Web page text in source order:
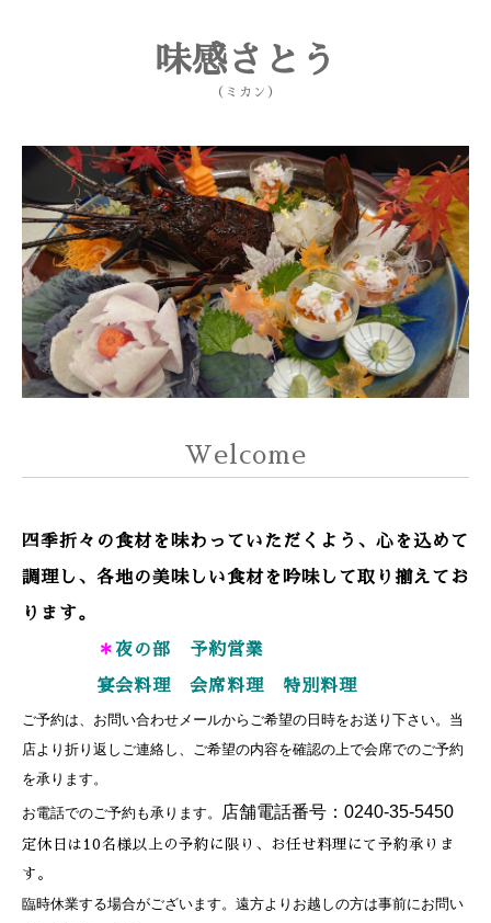
味感さとう
（ミカン）
Welcome
四季折々の食材を味わっていただくよう、心を込めて
調理し、各地の美味しい食材を吟味して取り揃えてお
ります。
＊ 夜の部 予約営業
宴会料理 会席料理 特別料理
ご予約は、お問い合わせメールからご希望の日時をお送り下さい。当
店より折り返しご連絡し、ご希望の内容を確認の上で会席でのご予約
を承ります。
お電話でのご予約も承ります 。 店舗電話番号：0240-35-5450
定休日は10名様以上の予約に限り、お任せ料理にて予約承りま
す。
臨時休業する場合がございます。遠方よりお越しの方は事前にお問い